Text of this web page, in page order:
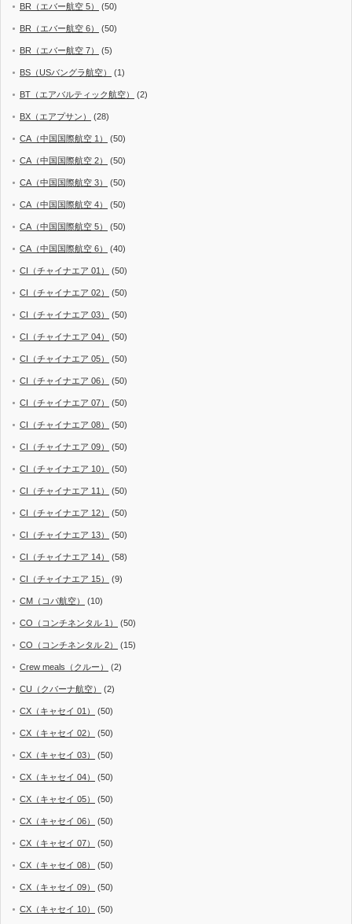
BR（エバー航空 5） (50)
BR（エバー航空 6） (50)
BR（エバー航空 7） (5)
BS（USバングラ航空） (1)
BT（エアバルティック航空） (2)
BX（エアプサン） (28)
CA（中国国際航空 1） (50)
CA（中国国際航空 2） (50)
CA（中国国際航空 3） (50)
CA（中国国際航空 4） (50)
CA（中国国際航空 5） (50)
CA（中国国際航空 6） (40)
CI（チャイナエア 01） (50)
CI（チャイナエア 02） (50)
CI（チャイナエア 03） (50)
CI（チャイナエア 04） (50)
CI（チャイナエア 05） (50)
CI（チャイナエア 06） (50)
CI（チャイナエア 07） (50)
CI（チャイナエア 08） (50)
CI（チャイナエア 09） (50)
CI（チャイナエア 10） (50)
CI（チャイナエア 11） (50)
CI（チャイナエア 12） (50)
CI（チャイナエア 13） (50)
CI（チャイナエア 14） (58)
CI（チャイナエア 15） (9)
CM（コパ航空） (10)
CO（コンチネンタル 1） (50)
CO（コンチネンタル 2） (15)
Crew meals（クルー） (2)
CU（クバーナ航空） (2)
CX（キャセイ 01） (50)
CX（キャセイ 02） (50)
CX（キャセイ 03） (50)
CX（キャセイ 04） (50)
CX（キャセイ 05） (50)
CX（キャセイ 06） (50)
CX（キャセイ 07） (50)
CX（キャセイ 08） (50)
CX（キャセイ 09） (50)
CX（キャセイ 10） (50)